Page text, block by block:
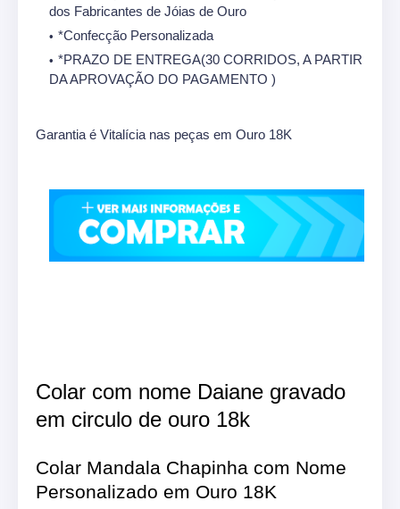
dos Fabricantes de Jóias de Ouro
*Confecção Personalizada
*PRAZO DE ENTREGA(30 CORRIDOS, A PARTIR
DA APROVAÇÃO DO PAGAMENTO )
Garantia é Vitalícia nas peças em Ouro 18K
Colar com nome Daiane gravado
em circulo de ouro 18k
Colar Mandala Chapinha com Nome
Personalizado em Ouro 18K